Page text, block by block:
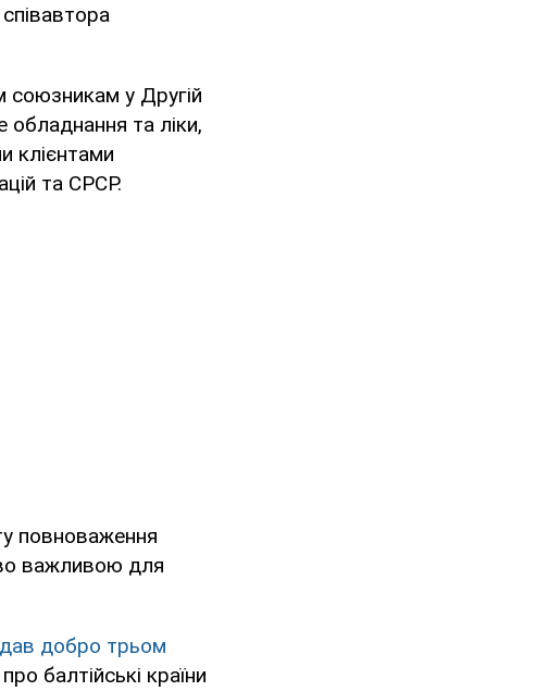
у Другій
обладнання та ліки,
клієнтами
та СРСР.
повноваження
важливою для
дав добро трьом
балтійські країни